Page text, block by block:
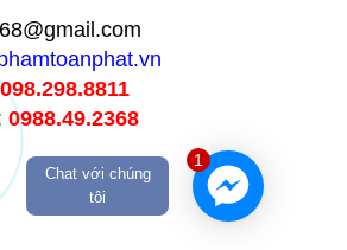
098.298.8811
0988.49.2368
1
Chat với chúng
tôi